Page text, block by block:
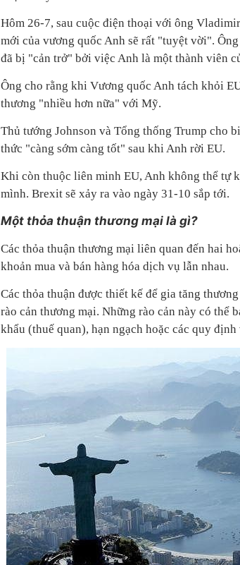
Hôm 26-7, sau cuộc điện thoại với ông
mới của vương quốc Anh sẽ rất "tuyệt vời".
đã bị "cản trở" bởi việc Anh là một thành viên
Ông cho rằng khi Vương quốc Anh tách khỏi
thương "nhiều hơn nữa" với Mỹ.
Thủ tướng Johnson và Tổng thống Trump cho
thức "càng sớm càng tốt" sau khi Anh rời EU.
Khi còn thuộc liên minh EU, Anh không thể tự
mình. Brexit sẽ xảy ra vào ngày 31-10 sắp tới.
Một thỏa thuận thương mại là gì?
Các thỏa thuận thương mại liên quan đến hai
khoản mua và bán hàng hóa dịch vụ lẫn nhau.
Các thỏa thuận được thiết kế để gia tăng
rào cản thương mại. Những rào cản này có thể
khẩu (thuế quan), hạn ngạch hoặc các quy định